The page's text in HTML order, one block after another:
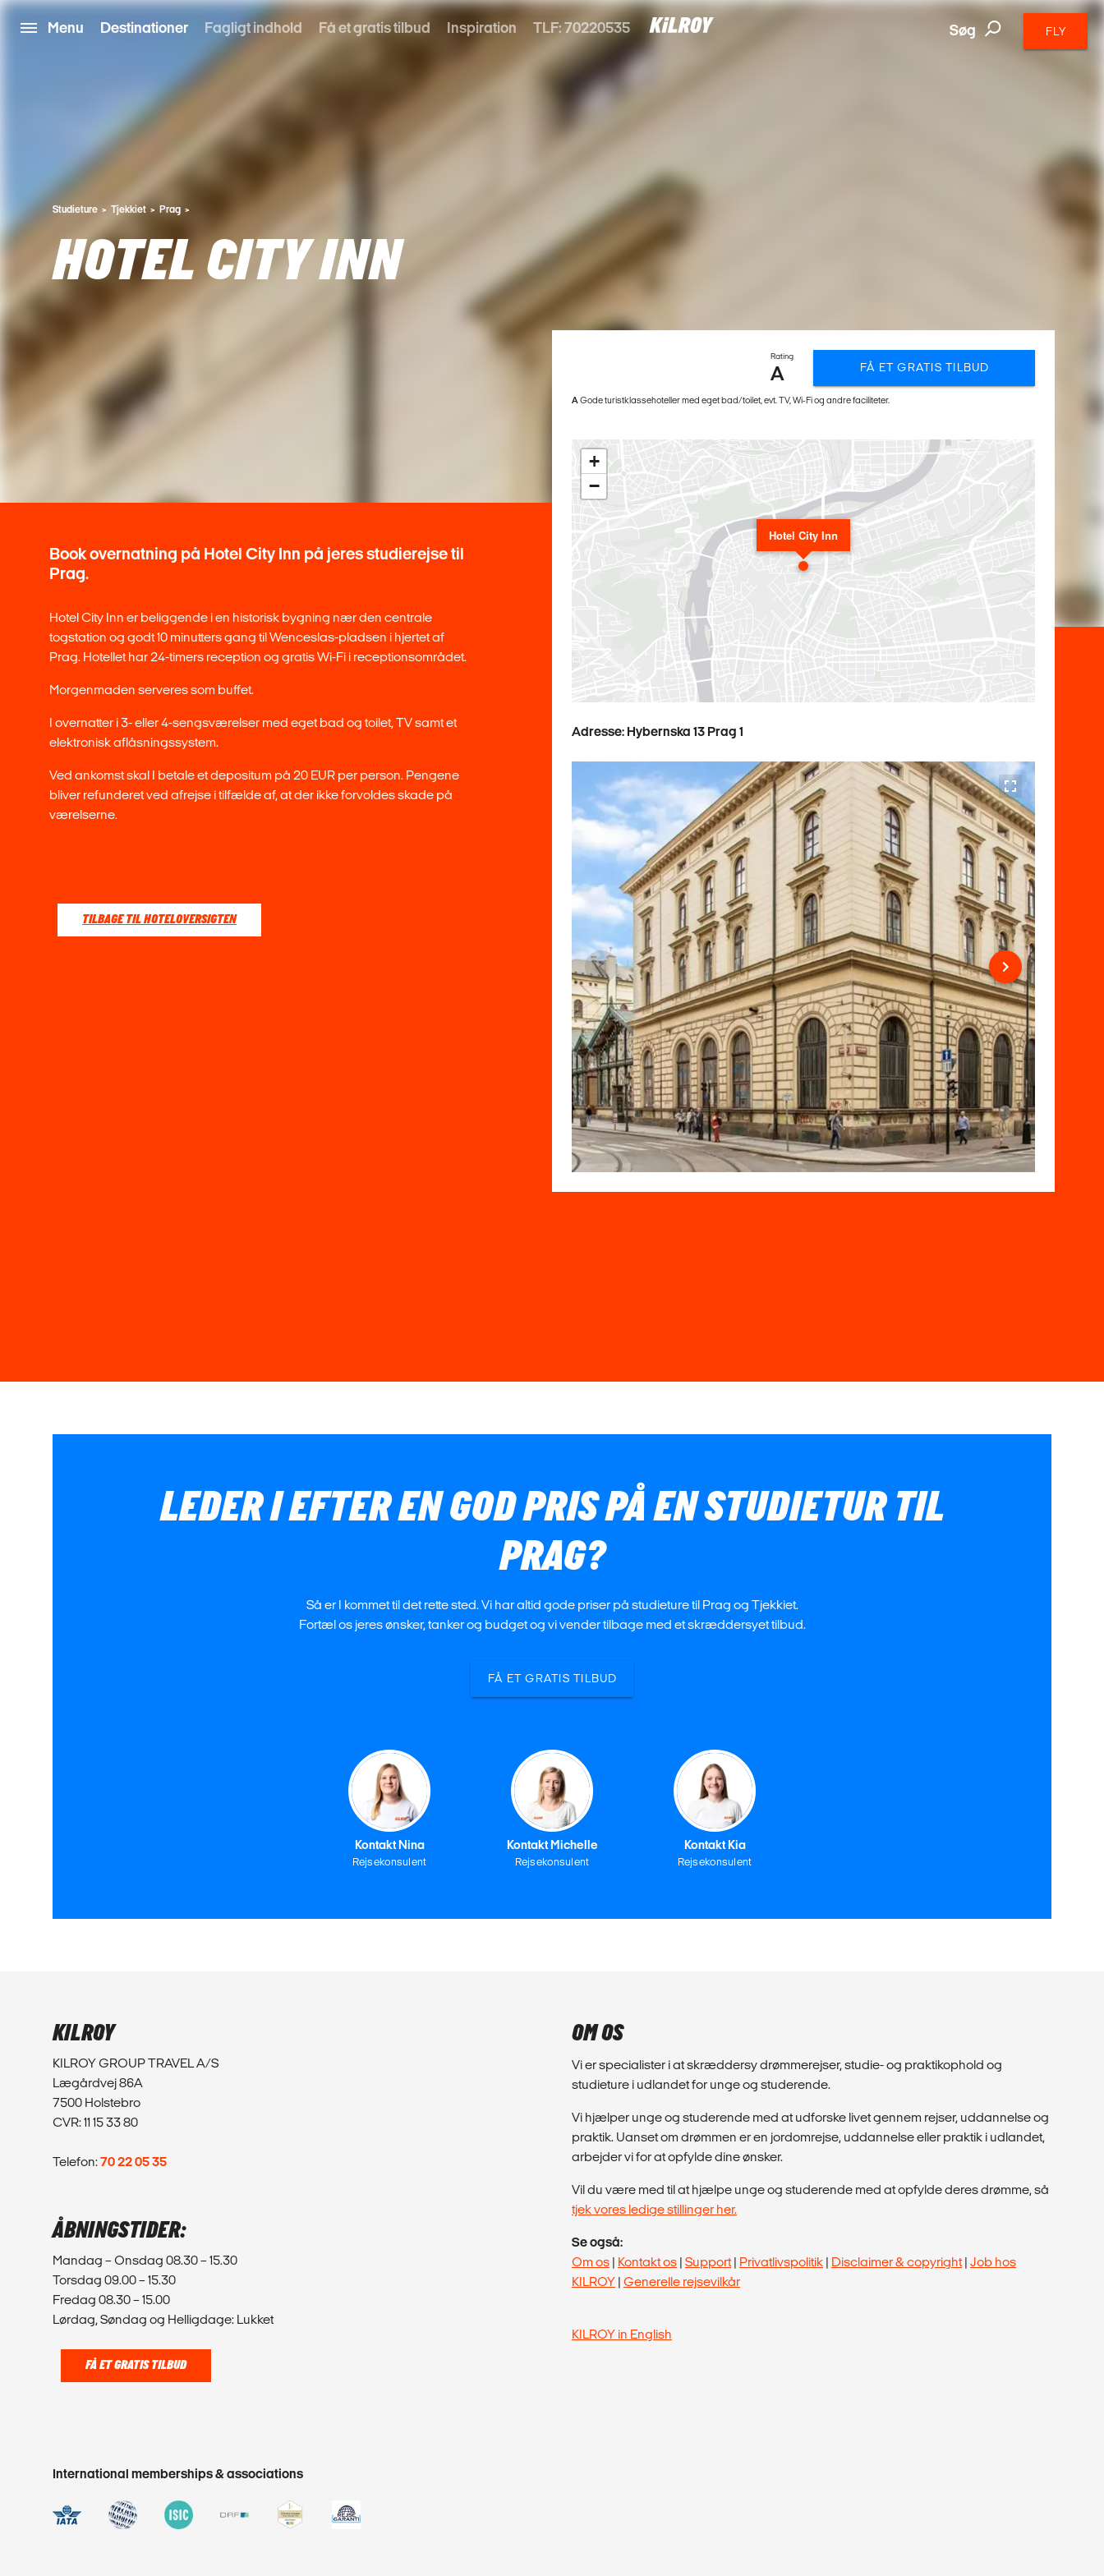
Menu Destinationer Fagligt indhold Få et gratis tilbud Inspiration TLF: 70220535 Søg FLY
Studieture Tjekkiet Prag
HOTEL CITY INN
Book overnatning på Hotel City Inn på jeres studierejse til
Prag.
Hotel City Inn er beliggende i en historisk bygning nær den centrale
togstation og godt 10 minutters gang til Wenceslas-pladsen i hjertet af
Prag. Hotellet har 24-timers reception og gratis Wi-Fi i receptionsområdet.
Morgenmaden serveres som buffet.
I overnatter i 3- eller 4-sengsværelser med eget bad og toilet, TV samt et
elektronisk aflåsningssystem.
Ved ankomst skal I betale et depositum på 20 EUR per person. Pengene
bliver refunderet ved afrejse i tilfælde af, at der ikke forvoldes skade på
værelserne.
TILBAGE TIL HOTELOVERSIGTEN
Rating
A FÅ ET GRATIS TILBUD
A Gode turistklassehoteller med eget bad/toilet, evt. TV, Wi-Fi og andre faciliteter.
Hotel City Inn
+
−
Adresse: Hybernska 13 Prag 1
LEDER I EFTER EN GOD PRIS PÅ EN STUDIETUR TIL
PRAG?
Så er I kommet til det rette sted. Vi har altid gode priser på studieture til Prag og Tjekkiet.
Fortæl os jeres ønsker, tanker og budget og vi vender tilbage med et skræddersyet tilbud.
FÅ ET GRATIS TILBUD
Kontakt Nina
Rejsekonsulent
Kontakt Michelle
Rejsekonsulent
Kontakt Kia
Rejsekonsulent
KILROY
KILROY GROUP TRAVEL A/S
Lægårdvej 86A
7500 Holstebro
CVR: 11 15 33 80
Telefon:70 22 05 35
ÅBNINGSTIDER:
Mandag – Onsdag 08.30 – 15.30
Torsdag 09.00 – 15.30
Fredag 08.30 – 15.00
Lørdag, Søndag og Helligdage: Lukket
FÅ ET GRATIS TILBUD
OM OS
Vi er specialister i at skræddersy drømmerejser, studie- og praktikophold og
studieture i udlandet for unge og studerende.
Vi hjælper unge og studerende med at udforske livet gennem rejser, uddannelse og
praktik. Uanset om drømmen er en jordomrejse, uddannelse eller praktik i udlandet,
arbejder vi for at opfylde dine ønsker.
Vil du være med til at hjælpe unge og studerende med at opfylde deres drømme, så
tjek vores ledige stillinger her.
Se også:
Om os | Kontakt os | Support| Privatlivspolitik | Disclaimer & copyright| Job hos
KILROY | Generelle rejsevilkår
KILROY in English
International memberships & associations